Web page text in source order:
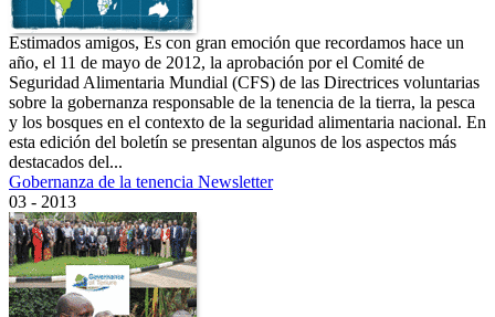
Estimados amigos, Es con gran emoción que recordamos hace un
año, el 11 de mayo de 2012, la aprobación por el Comité de
Seguridad Alimentaria Mundial (CFS) de las Directrices voluntarias
sobre la gobernanza responsable de la tenencia de la tierra, la pesca
y los bosques en el contexto de la seguridad alimentaria nacional. En
esta edición del boletín se presentan algunos de los aspectos más
destacados del...
Gobernanza de la tenencia Newsletter
03 - 2013